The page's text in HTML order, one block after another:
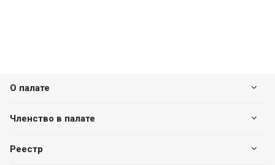
О палате
Членство в палате
Реестр